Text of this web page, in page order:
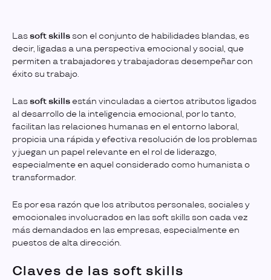
Lassoft skills son el conjunto de habilidades blandas, es
decir, ligadas a una perspectiva emocional y social, que
permiten a trabajadores y trabajadoras desempeñar con
éxito su trabajo.
Lassoft skills están vinculadas a ciertos atributos ligados
al desarrollo de la inteligencia emocional, por lo tanto,
facilitan las relaciones humanas en el entorno laboral,
propicia una rápida y efectiva resolución de los problemas
y juegan un papel relevante en el rol de liderazgo,
especialmente en aquel considerado como humanista o
transformador.
Es por esa razón que los atributos personales, sociales y
emocionales involucrados en las soft skills son cada vez
más demandados en las empresas, especialmente en
puestos de alta dirección.
Claves de las soft skills